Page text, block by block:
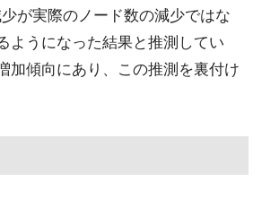
が実際のノード数の減少ではな
ようになった結果と推測してい
加傾向にあり、この推測を裏付け